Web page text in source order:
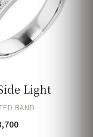
Light
BAND